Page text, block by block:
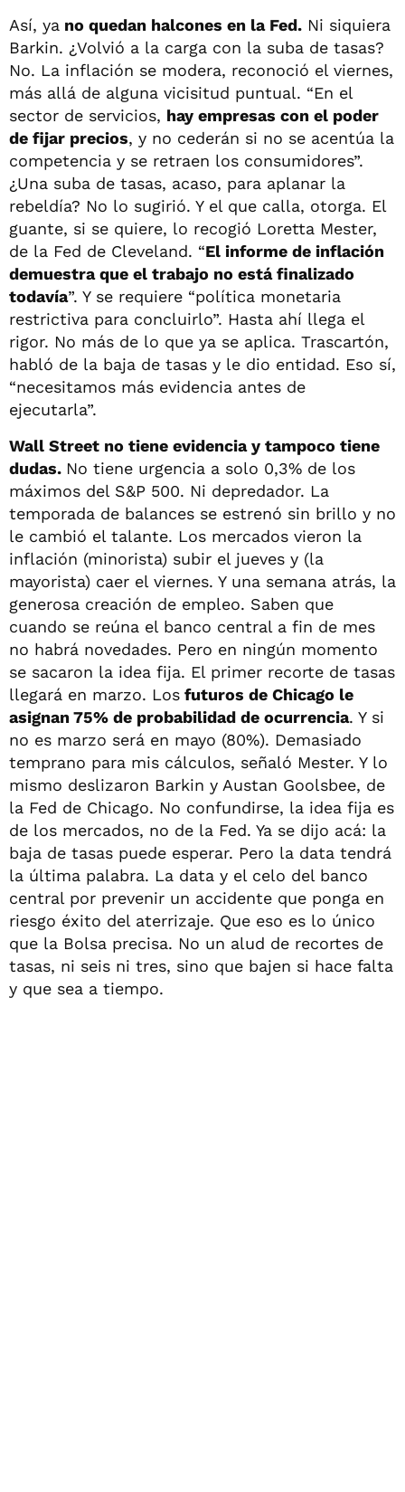
Así, ya no quedan halcones en la Fed. Ni siquiera
Barkin. ¿Volvió a la carga con la suba de tasas?
No. La inflación se modera, reconoció el viernes,
más allá de alguna vicisitud puntual. “En el
sector de servicios, hay empresas con el poder
de fijar precios, y no cederán si no se acentúa la
competencia y se retraen los consumidores”.
¿Una suba de tasas, acaso, para aplanar la
rebeldía? No lo sugirió. Y el que calla, otorga. El
guante, si se quiere, lo recogió Loretta Mester,
de la Fed de Cleveland. “El informe de inflación
demuestra que el trabajo no está finalizado
todavía”. Y se requiere “política monetaria
restrictiva para concluirlo”. Hasta ahí llega el
rigor. No más de lo que ya se aplica. Trascartón,
habló de la baja de tasas y le dio entidad. Eso sí,
“necesitamos más evidencia antes de
ejecutarla”.
Wall Street no tiene evidencia y tampoco tiene
dudas. No tiene urgencia a solo 0,3% de los
máximos del S&P 500. Ni depredador. La
temporada de balances se estrenó sin brillo y no
le cambió el talante. Los mercados vieron la
inflación (minorista) subir el jueves y (la
mayorista) caer el viernes. Y una semana atrás, la
generosa creación de empleo. Saben que
cuando se reúna el banco central a fin de mes
no habrá novedades. Pero en ningún momento
se sacaron la idea fija. El primer recorte de tasas
llegará en marzo. Los futuros de Chicago le
asignan 75% de probabilidad de ocurrencia. Y si
no es marzo será en mayo (80%). Demasiado
temprano para mis cálculos, señaló Mester. Y lo
mismo deslizaron Barkin y Austan Goolsbee, de
la Fed de Chicago. No confundirse, la idea fija es
de los mercados, no de la Fed. Ya se dijo acá: la
baja de tasas puede esperar. Pero la data tendrá
la última palabra. La data y el celo del banco
central por prevenir un accidente que ponga en
riesgo éxito del aterrizaje. Que eso es lo único
que la Bolsa precisa. No un alud de recortes de
tasas, ni seis ni tres, sino que bajen si hace falta
y que sea a tiempo.